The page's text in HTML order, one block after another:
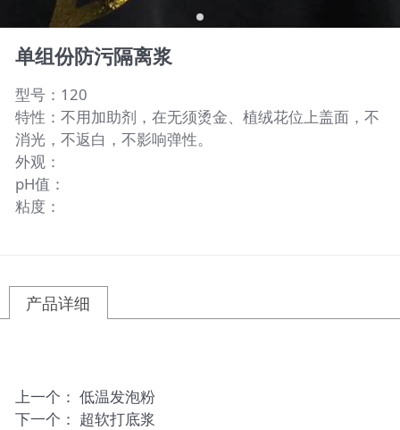
单组份防污隔离浆
型号：120
特性：不用加助剂，在无须烫金、植绒花位上盖面，不
消光，不返白，不影响弹性。
外观：
pH值：
粘度：
产品详细
上一个： 低温发泡粉
下一个： 超软打底浆